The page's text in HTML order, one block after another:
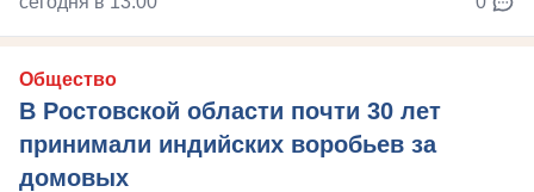
Общество
В Ростовской области почти 30 лет
принимали индийских воробьев за
домовых